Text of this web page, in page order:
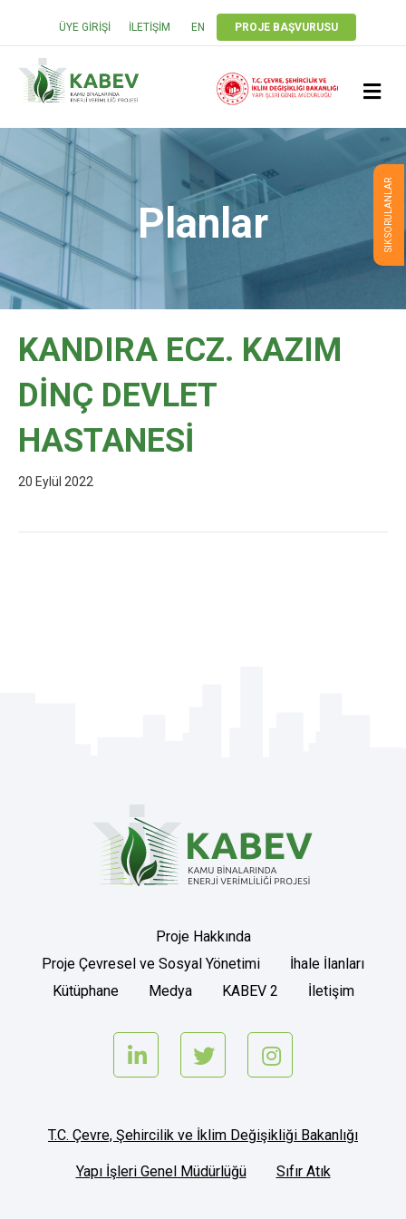
ÜYE GIRIŞI İLETIŞIM EN PROJE BAŞVURUSU
M
E
N
U
SIK SORULANLAR
Planlar
KANDIRA ECZ. KAZIM
DİNÇ DEVLET
HASTANESİ
20 Eylül 2022
Proje Hakkında
Proje Çevresel ve Sosyal Yönetimi
İhale İlanları
Kütüphane
Medya KABEV 2 İletişim
n i s
T.C. Çevre, Şehircilik ve İklim Değişikliği Bakanlığı
Yapı İşleri Genel Müdürlüğü Sıfır Atık